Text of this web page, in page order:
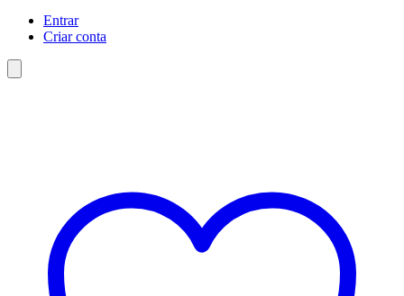
Entrar
Criar conta